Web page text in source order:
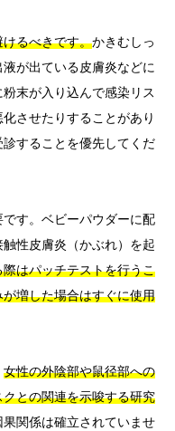
るべきです。かきむしっ
が出ている皮膚炎などに
末が入り込んで感染リス
させたりすることがあり
することを優先してくだ
す。ベビーパウダーに配
性皮膚炎（かぶれ）を起
はパッチテストを行うこ
増した場合はすぐに使用
女性の外陰部や鼠径部への
との関連を示唆する研究
果関係は確立されていませ